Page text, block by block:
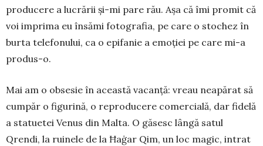
pro­ducere a lucrării și-mi pare rău. Așa că îmi promit că
voi imprima eu însămi fotografia, pe care o stochez în
burta tele­fonului, ca o epifa­nie a emoției pe care mi-a
produs-o.
Mai am o obsesie în această vacanță: vreau neapărat să
cumpăr o figurină, o reproducere comercială, dar fidelă
a statuetei Ve­nus din Malta. O găsesc lângă satul
Qrendi, la ruinele de la Ħaġar Qim, un loc magic, intrat